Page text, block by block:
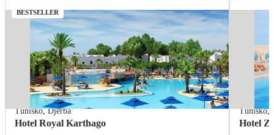
BESTSELLER
Tunisko,Djerba
Hotel Royal Karthago
Tunisko,
Hotel